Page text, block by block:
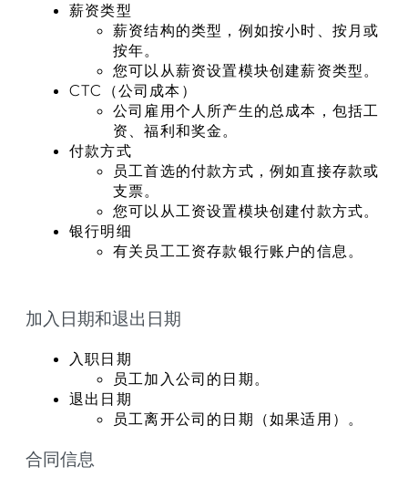
薪资类型
薪资结构的类型，例如按小时、按月或
按年。
您可以从薪资设置模块创建薪资类型。
CTC（公司成本）
公司雇用个人所产生的总成本，包括工
资、福利和奖金。
付款方式
员工首选的付款方式，例如直接存款或
支票。
您可以从工资设置模块创建付款方式。
银行明细
有关员工工资存款银行账户的信息。
加入日期和退出日期
入职日期
员工加入公司的日期。
退出日期
员工离开公司的日期（如果适用）。
合同信息